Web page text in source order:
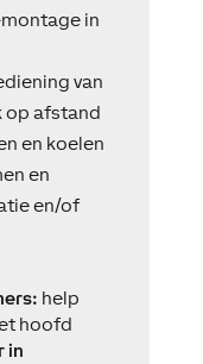
montagein
van
op afstand
en koelen
en
en/of
: help
hoofd
in